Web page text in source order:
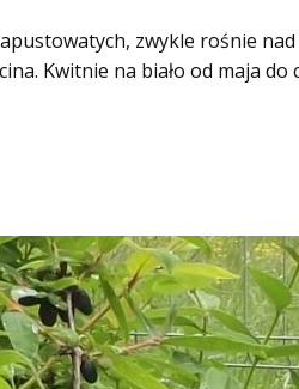
zwykle rośnie nad
Kwitnie na biało od maja do